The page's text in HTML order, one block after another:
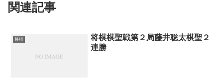
関連記事
将棋
将棋棋聖戦第２局藤井聡太棋聖２
連勝